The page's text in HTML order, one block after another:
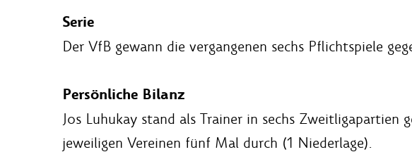
Serie
Der VfB gewann die vergangenen sechs Pflichtspiele
Persönliche Bilanz
Jos Luhukay stand als Trainer in sechs
jeweiligen Vereinen fünf Mal durch (1 Niederlage).